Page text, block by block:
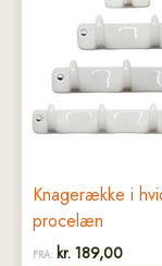
Knagerække i
procelæn
FRA: kr. 189,00
varianter.
Mulighederne
kan
varesiden